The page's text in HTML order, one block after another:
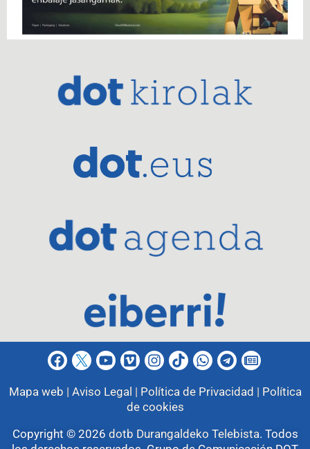
Mapa web | Aviso Legal | Política de Privacidad | Política
de cookies
Copyright © 2026 dotb Durangaldeko Telebista. Todos